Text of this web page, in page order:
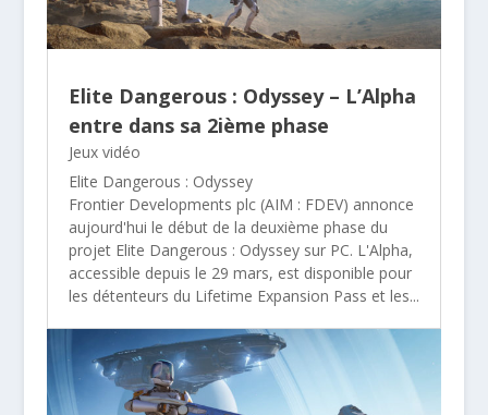
Elite Dangerous : Odyssey – L’Alpha
entre dans sa 2ième phase
Jeux vidéo
Elite Dangerous : Odyssey
Frontier Developments plc (AIM : FDEV) annonce
aujourd'hui le début de la deuxième phase du
projet Elite Dangerous : Odyssey sur PC. L'Alpha,
accessible depuis le 29 mars, est disponible pour
les détenteurs du Lifetime Expansion Pass et les...